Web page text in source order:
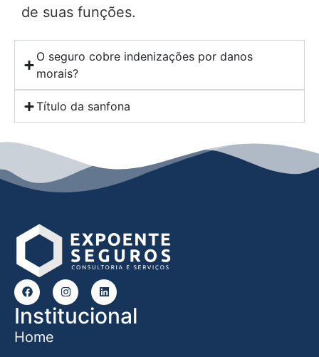
de suas funções.
O seguro cobre indenizações por danos
morais?
Título da sanfona
Institucional
Home